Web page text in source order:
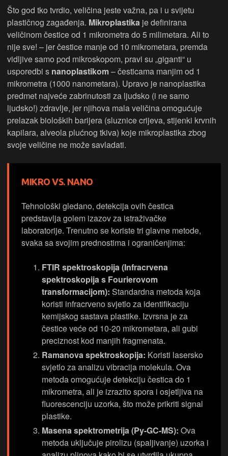
Što god tko tvrdio, veličina jeste važna, pa i u svijetu
plastičnog zagađenja. Mikroplastika je definirana
veličinom čestice od 1 mikrometra do 5 milimetara. Ali to
nije sve! – jer čestice manje od 10 mikrometara, premda
vidljive samo pod mikroskopom, pravi su „giganti“ u
usporedbi s nanoplastikom– česticama manjim od 1
mikrometra (1000 nanometara). Upravo je nanoplastika
predmet najveće zabrinutosti za ljudsko (i ne samo
ljudsko!) zdravlje, jer njihova mala veličina omogućuje
prelazak bioloških barijera (sluznice crijeva, stijenki krvnih
kapilara, alveola plućnog tkiva) koje mikroplastika zbog
svoje veličine ne može savladati.
MIKRO VS. NANO
Tehnološki gledano, detekcija ovih čestica
predstavlja golem izazov za istraživačke
laboratorije. Trenutno se koriste tri glavne metode,
svaka sa svojim prednostima i ograničenjima:
FTIR spektroskopija (Infracrvena
spektroskopija s Fourierovom
transformacijom): Standardna metoda koja
koristi infracrveno svjetlo za identifikaciju
kemijskog sastava plastike. Izvrsna je za
čestice veće od 10-20 mikrometara, ali gubi
preciznost kod manjih fragmenata.
Ramanova spektroskopija: Koristi lasersko
svjetlo za analizu vibracija molekula. Ova
metoda omogućuje detekciju čestica do 1
mikrometra, ali je izrazito spora i osjetljiva na
fluorescenciju uzorka, što može prikriti signal
plastike.
Masena spektrometrija (Py-GC-MS): Ova
metoda uključuje pirolizu (spaljivanje) uzorka i